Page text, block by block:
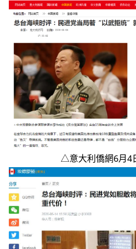
△意大利僑網6月4